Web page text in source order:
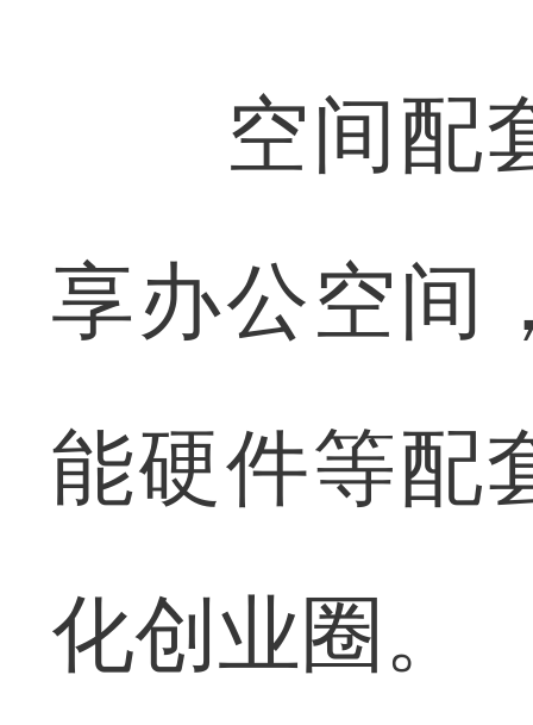
空间配套
享办公空间
能硬件等配
化创业圈。